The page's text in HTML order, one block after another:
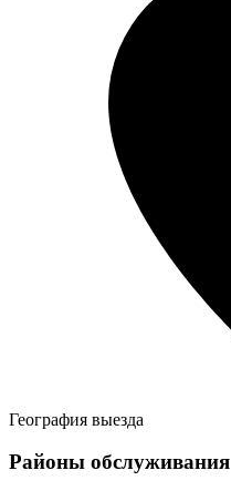
География выезда
Районы обслуживания